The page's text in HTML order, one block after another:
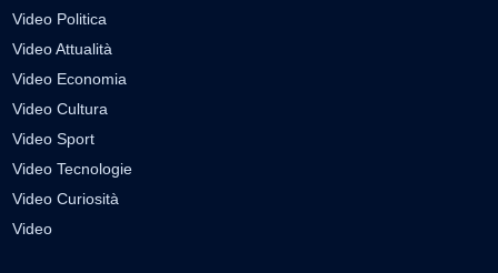
Video Politica
Video Attualità
Video Economia
Video Cultura
Video Sport
Video Tecnologie
Video Curiosità
Video